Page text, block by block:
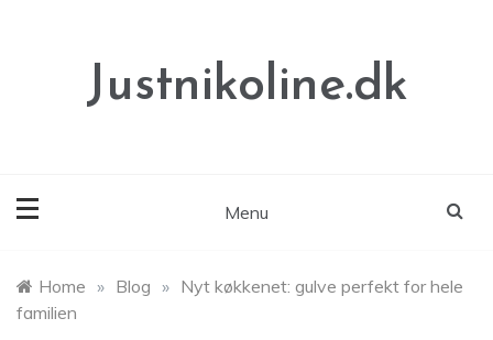
Justnikoline.dk
Menu
Home » Blog » Nyt køkkenet: gulve perfekt for hele
familien